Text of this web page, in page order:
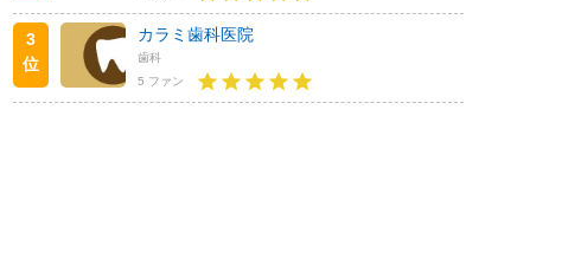
3
位
カラミ歯科医院
歯科
5 ファン